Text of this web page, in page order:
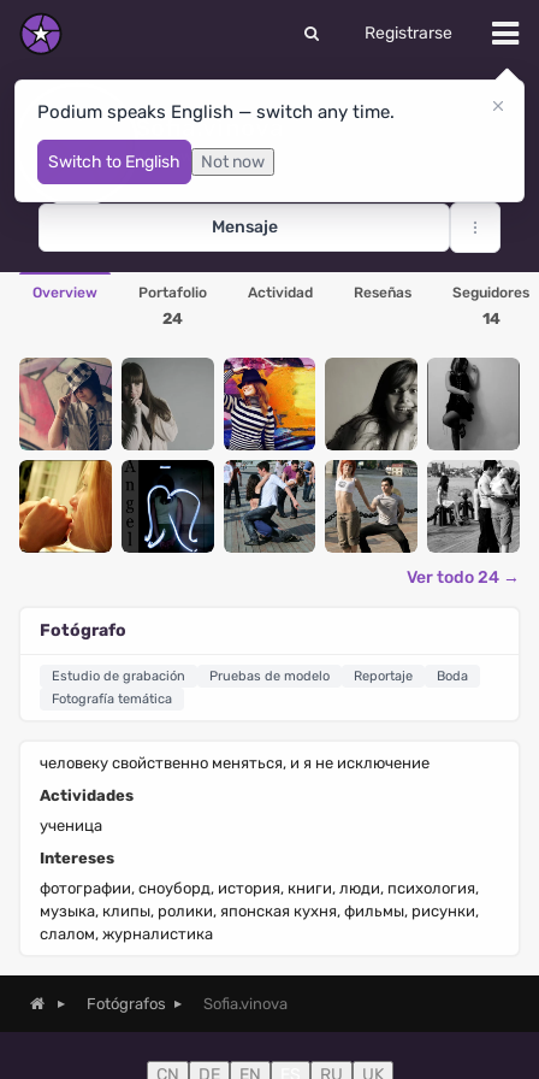
Registrarse
Podium speaks English — switch any time.
Switch to English Not now
Sofia.vinova
Moscow· Rusia
Mensaje
Overview Portafolio
24
Actividad Reseñas Seguidores
14
Ver todo 24 →
Fotógrafo
Estudio de grabación Pruebas de modelo Reportaje
Boda
Fotografía temática
человеку свойственно меняться, и я не исключение
Actividades
ученица
Intereses
фотографии, сноуборд, история, книги, люди, психология,
музыка, клипы, ролики, японская кухня, фильмы, рисунки,
слалом, журналистика
Fotógrafos Sofia.vinova
CN DE EN RU UK